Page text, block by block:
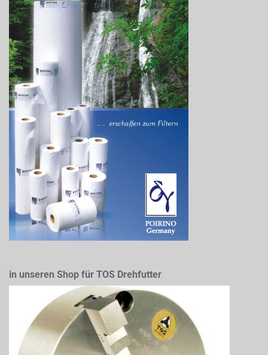
in unseren Shop für TOS Drehfutter